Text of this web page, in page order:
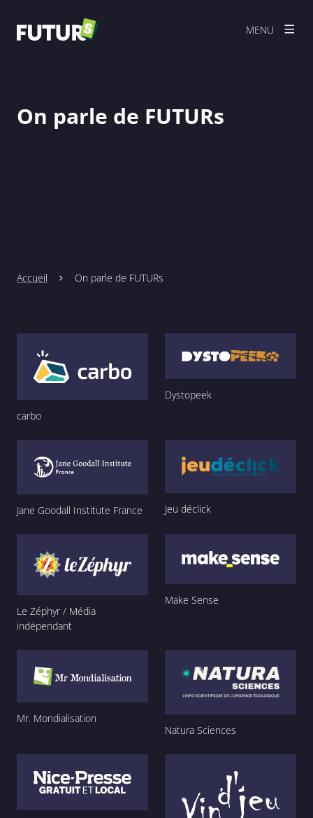
MENU
On parle de FUTURs
Accueil On parle de FUTURs
carbo
Dystopeek
Jane Goodall Institute France Jeu déclick
Le Zéphyr / Média
indépendant
Make Sense
Mr. Mondialisation
Natura Sciences